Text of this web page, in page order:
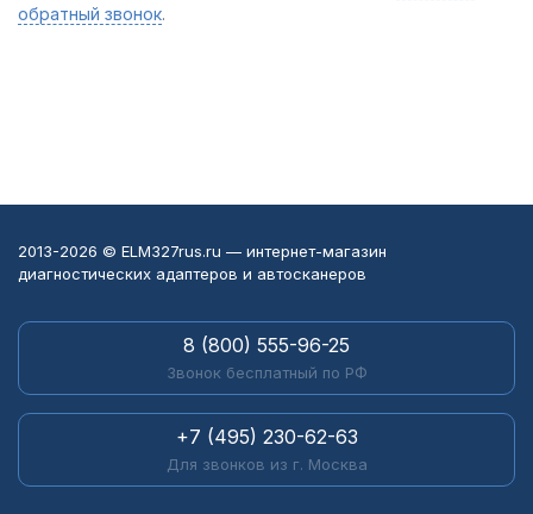
обратный звонок.
2013-2026 © ELM327rus.ru — интернет-магазин
диагностических адаптеров и автосканеров
8 (800) 555-96-25
Звонок бесплатный по РФ
+7 (495) 230-62-63
Для звонков из г. Москва